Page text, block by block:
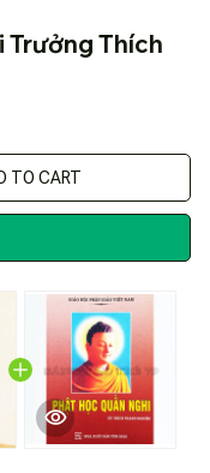
Trưởng Thích
TO CART